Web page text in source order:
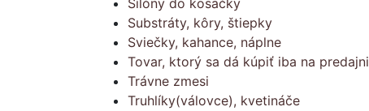
Silóny do kosačky
Substráty, kôry, štiepky
Sviečky, kahance, náplne
Tovar, ktorý sa dá kúpiť iba na predajni
Trávne zmesi
Truhlíky(válovce), kvetináče